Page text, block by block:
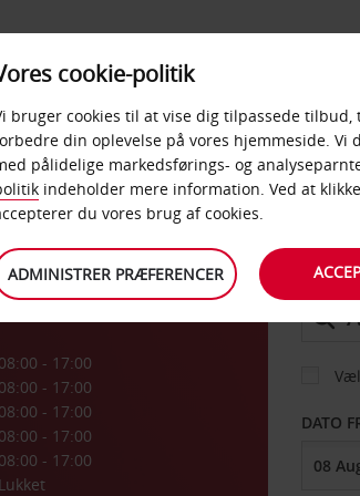
PRODUKTER &
KONTORER
08:00 - 17:00
08:00 - 17:00
08:00 - 17:00
08:00 - 17:00
08:00 - 17:00
Lukket
DATO
cookie-politik
bruger cookies til at vise dig tilpassede
din oplevelse på vores hjemmeside. Vi
pålidelige markedsførings- og
indeholder mere information. Ved at klikke
du vores brug af cookies.
ADMINISTRER PRÆFERENCER